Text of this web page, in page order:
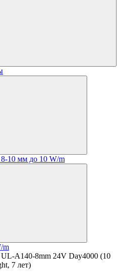
10 мм до 10 W/m
m
UL-A140-8mm 24V Day4000 (10
7 лет)